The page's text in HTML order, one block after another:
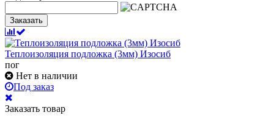
Заказать
Теплоизоляция подложка (3мм) Изосиб
пог
Нет в наличии
Под заказ
Заказать товар